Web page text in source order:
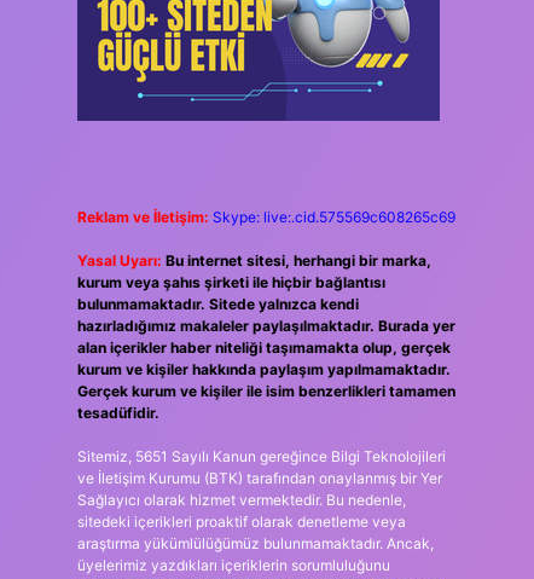
Reklam ve İletişim: Skype: live:.cid.575569c608265c69
Yasal Uyarı: Bu internet sitesi, herhangi bir marka,
kurum veya şahıs şirketi ile hiçbir bağlantısı
bulunmamaktadır. Sitede yalnızca kendi
hazırladığımız makaleler paylaşılmaktadır. Burada yer
alan içerikler haber niteliği taşımamakta olup, gerçek
kurum ve kişiler hakkında paylaşım yapılmamaktadır.
Gerçek kurum ve kişiler ile isim benzerlikleri tamamen
tesadüfidir.
Sitemiz, 5651 Sayılı Kanun gereğince Bilgi Teknolojileri
ve İletişim Kurumu (BTK) tarafından onaylanmış bir Yer
Sağlayıcı olarak hizmet vermektedir. Bu nedenle,
sitedeki içerikleri proaktif olarak denetleme veya
araştırma yükümlülüğümüz bulunmamaktadır. Ancak,
üyelerimiz yazdıkları içeriklerin sorumluluğunu